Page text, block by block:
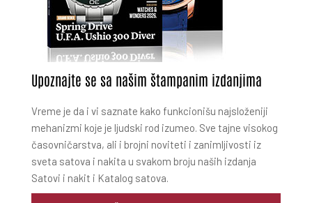
Upoznajte se sa našim štampanim izdanjima
Vreme je da i vi saznate kako funkcionišu najsloženiji
mehanizmi koje je ljudski rod izumeo. Sve tajne visokog
časovničarstva, ali i brojni noviteti i zanimljivosti iz
sveta satova i nakita u svakom broju naših izdanja
Satovi i nakit i Katalog satova.